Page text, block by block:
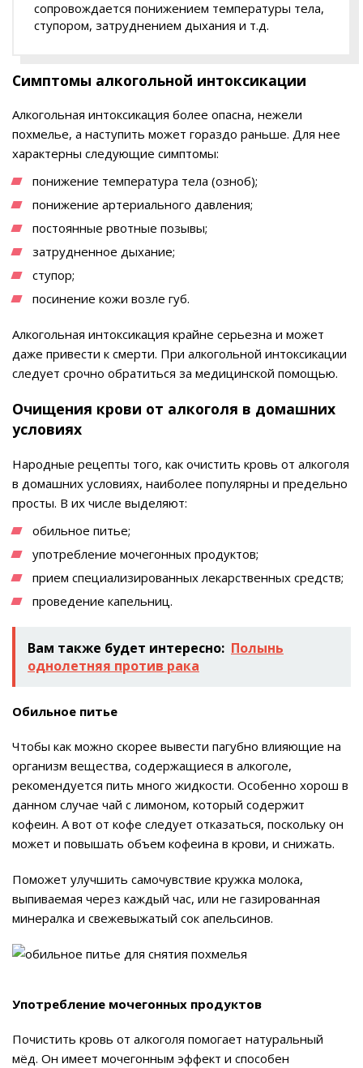
сопровождается понижением температуры тела,
ступором, затруднением дыхания и т.д.
Симптомы алкогольной интоксикации
Алкогольная интоксикация более опасна, нежели
похмелье, а наступить может гораздо раньше. Для нее
характерны следующие симптомы:
понижение температура тела (озноб);
понижение артериального давления;
постоянные рвотные позывы;
затрудненное дыхание;
ступор;
посинение кожи возле губ.
Алкогольная интоксикация крайне серьезна и может
даже привести к смерти. При алкогольной интоксикации
следует срочно обратиться за медицинской помощью.
Очищения крови от алкоголя в домашних
условиях
Народные рецепты того, как очистить кровь от алкоголя
в домашних условиях, наиболее популярны и предельно
просты. В их числе выделяют:
обильное питье;
употребление мочегонных продуктов;
прием специализированных лекарственных средств;
проведение капельниц.
Вам также будет интересно: Полынь
однолетняя против рака
Обильное питье
Чтобы как можно скорее вывести пагубно влияющие на
организм вещества, содержащиеся в алкоголе,
рекомендуется пить много жидкости. Особенно хорош в
данном случае чай с лимоном, который содержит
кофеин. А вот от кофе следует отказаться, поскольку он
может и повышать объем кофеина в крови, и снижать.
Поможет улучшить самочувствие кружка молока,
выпиваемая через каждый час, или не газированная
минералка и свежевыжатый сок апельсинов.
Употребление мочегонных продуктов
Почистить кровь от алкоголя помогает натуральный
мёд. Он имеет мочегонным эффект и способен